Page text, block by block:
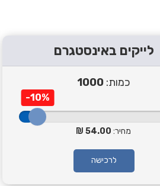
לייקים באינסטגרם
כמות: 1000
-10%
מחיר: 54.00
לרכישה